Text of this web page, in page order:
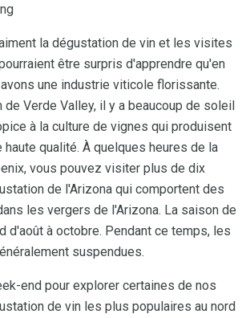
la dégustation de vin et les visites
être surpris d'apprendre qu'en
une industrie viticole florissante.
de Verde Valley, il y a beaucoup de soleil
à la culture de vignes qui produisent
qualité. À quelques heures de la
vous pouvez visiter plus de dix
de l'Arizona qui comportent des
les vergers de l'Arizona. La saison de
d'août à octobre. Pendant ce temps, les
suspendues.
end pour explorer certaines de nos
de vin les plus populaires au nord